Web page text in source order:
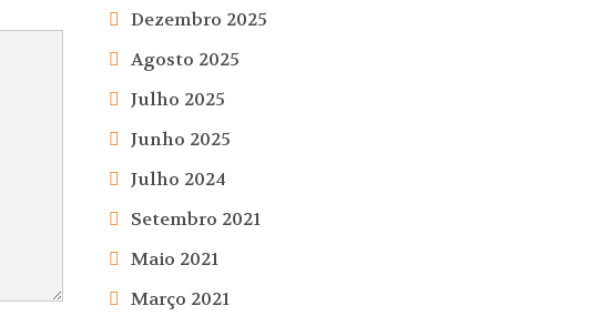
Dezembro 2025
Agosto 2025
Julho 2025
Junho 2025
Julho 2024
Setembro 2021
Maio 2021
Março 2021